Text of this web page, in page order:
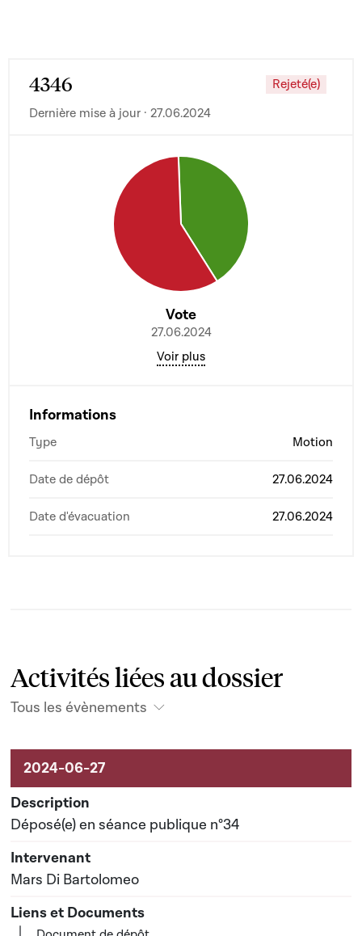
4346
Rejeté(e)
Dernière mise à jour · 27.06.2024
Vote
27.06.2024
Voir plus
Informations
Type Motion
Date de dépôt 27.06.2024
Date d'évacuation 27.06.2024
Activités liées au dossier
Tous les évènements
Activités liées au dossier
Déposé(e) en séance publique n°34
Mars Di Bartolomeo